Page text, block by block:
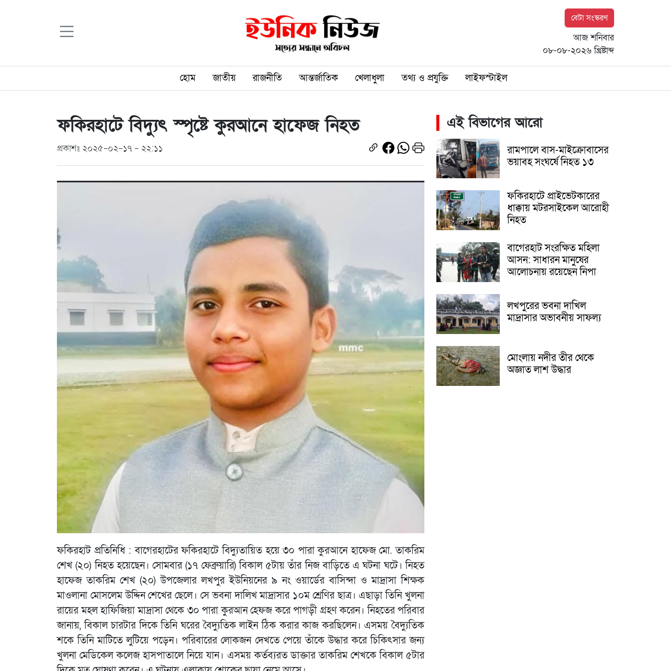
বেটা সংস্করণ
আজ শনিবার
০৮-০৮-২০২৬ খ্রিষ্টাব্দ
হোম জাতীয় রাজনীতি আন্তর্জাতিক খেলাধুলা তথ্য ও প্রযুক্তি লাইফস্টাইল
ফকিরহাটে বিদ্যুৎ স্পৃষ্টে কুরআনে হাফেজ নিহত
প্রকাশঃ ২০২৫-০২-১৭ - ২২:১১
ফকিরহাট প্রতিনিধি : বাগেরহাটের ফকিরহাটে বিদ্যুতায়িত হয়ে ৩০ পারা কুরআনে হাফেজ মো. তাকরিম
শেখ (২০) নিহত হয়েছেন। সোমবার (১৭ ফেব্রুয়ারি) বিকাল ৫টায় তাঁর নিজ বাড়িতে এ ঘটনা ঘটে। নিহত
হাফেজ তাকরিম শেখ (২০) উপজেলার লখপুর ইউনিয়নের ৯ নং ওয়ার্ডের বাসিন্দা ও মাদ্রাসা শিক্ষক
মাওলানা মোসলেম উদ্দিন শেখের ছেলে। সে ভবনা দালিখ মাদ্রাসার ১০ম শ্রেণির ছাত্র। এছাড়া তিনি খুলনা
রায়ের মহল হাফিজিয়া মাদ্রাসা থেকে ৩০ পারা কুরআন হেফজ করে পাগড়ী গ্রহণ করেন। নিহতের পরিবার
জানায়, বিকাল চারটার দিকে তিনি ঘরের বৈদ্যুতিক লাইন ঠিক করার কাজ করছিলেন। এসময় বৈদ্যুতিক
শকে তিনি মাটিতে লুটিয়ে পড়েন। পরিবারের লোকজন দেখতে পেয়ে তাঁকে উদ্ধার করে চিকিৎসার জন্য
খুলনা মেডিকেল কলেজ হাসপাতালে নিয়ে যান। এসময় কর্তব্যরত ডাক্তার তাকরিম শেখকে বিকাল ৫টার
এই বিভাগের আরো
রামপালে বাস-মাইক্রোবাসের
ভয়াবহ সংঘর্ষে নিহত ১৩
ফকিরহাটে প্রাইভেটকারের
ধাক্কায় মটরসাইকেল আরোহী
নিহত
বাগেরহাট সংরক্ষিত মহিলা
আসন: সাধারন মানুষের
আলোচনায় রয়েছেন নিপা
লখপুরের ভবনা দাখিল
মাদ্রাসার অভাবনীয় সাফল্য
মোংলায় নদীর তীর থেকে
অজ্ঞাত লাশ উদ্ধার